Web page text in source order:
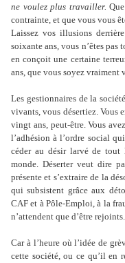
ne voulez plus travailler.
contrainte, et que vous vous
Laissez vos illusions
soixante ans, vous n’êtes
en conçoit une certaine
ans, que vous soyez vraiment
Les gestionnaires de la
vivants, vous désertiez. Vous
vingt ans, peut-être. Vous
l’adhésion à l’ordre social
céder au désir larvé de tout
monde. Déserter veut dire
présente et s’extraire de la
qui subsistent grâce aux
CAF et à Pôle-Emploi, à la
n’attendent que d’être rejoints.
Car à l’heure où l’idée de
cette société, ou ce qu’il en